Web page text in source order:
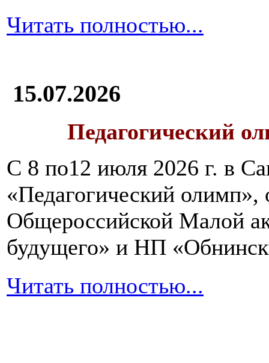
Читать полностью...
15.07.2026
Педагогический
С 8 по12 июля 2026 г. в
«Педагогический олимп»,
Общероссийской Малой
будущего» и НП
Читать полностью...